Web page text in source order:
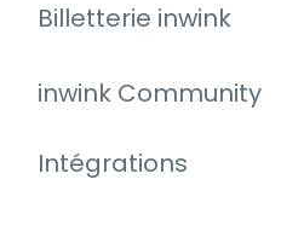
Billetterie inwink
inwink Community
Intégrations